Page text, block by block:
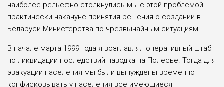
наиболее рельефно столкнулись мы с этой проблемой
практически накануне принятия решения о создании в
Беларуси Министерства по чрезвычайным ситуациям.
В начале марта 1999 года я возглавлял оперативный штаб
по ликвидации последствий паводка на Полесье. Тогда для
эвакуации населения мы были вынуждены временно
конфисковывать у населения все имеющиеся